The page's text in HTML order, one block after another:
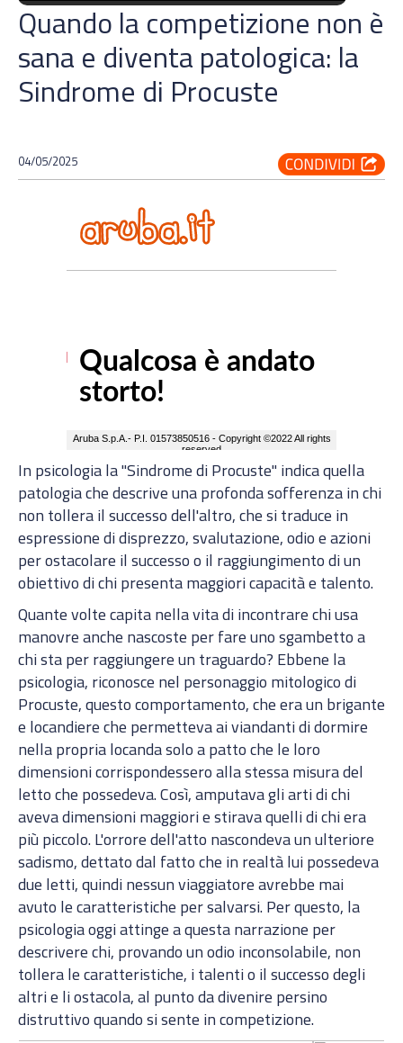
Quando la competizione non è
sana e diventa patologica: la
Sindrome di Procuste
04/05/2025
In psicologia la "Sindrome di Procuste" indica quella
patologia che descrive una profonda sofferenza in chi
non tollera il successo dell'altro, che si traduce in
espressione di disprezzo, svalutazione, odio e azioni
per ostacolare il successo o il raggiungimento di un
obiettivo di chi presenta maggiori capacità e talento.
Quante volte capita nella vita di incontrare chi usa
manovre anche nascoste per fare uno sgambetto a
chi sta per raggiungere un traguardo? Ebbene la
psicologia, riconosce nel personaggio mitologico di
Procuste, questo comportamento, che era un brigante
e locandiere che permetteva ai viandanti di dormire
nella propria locanda solo a patto che le loro
dimensioni corrispondessero alla stessa misura del
letto che possedeva. Così, amputava gli arti di chi
aveva dimensioni maggiori e stirava quelli di chi era
più piccolo. L'orrore dell'atto nascondeva un ulteriore
sadismo, dettato dal fatto che in realtà lui possedeva
due letti, quindi nessun viaggiatore avrebbe mai
avuto le caratteristiche per salvarsi. Per questo, la
psicologia oggi attinge a questa narrazione per
descrivere chi, provando un odio inconsolabile, non
tollera le caratteristiche, i talenti o il successo degli
altri e li ostacola, al punto da divenire persino
distruttivo quando si sente in competizione.